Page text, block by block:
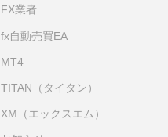
FX業者
fx自動売買EA
MT4
TITAN（タイタン）
XM（エックスエム）